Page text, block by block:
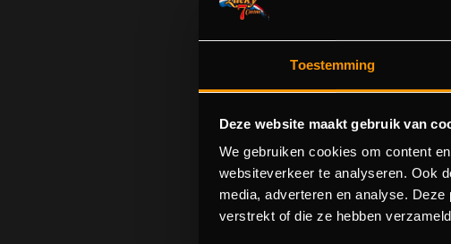
Toestemming
Deze website maakt gebruik van
We gebruiken cookies om content
websiteverkeer te analyseren. Ook
media, adverteren en analyse.
verstrekt of die ze hebbenSorry! We could not